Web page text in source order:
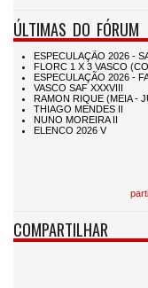
ÚLTIMAS DO FÓRUM
COMPARTILHAR